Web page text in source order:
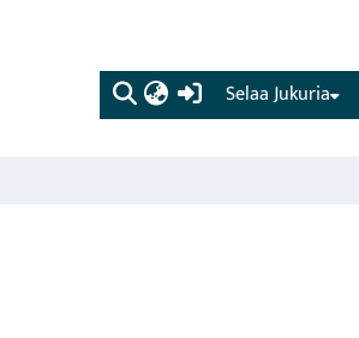
(current)
Selaa Jukuria